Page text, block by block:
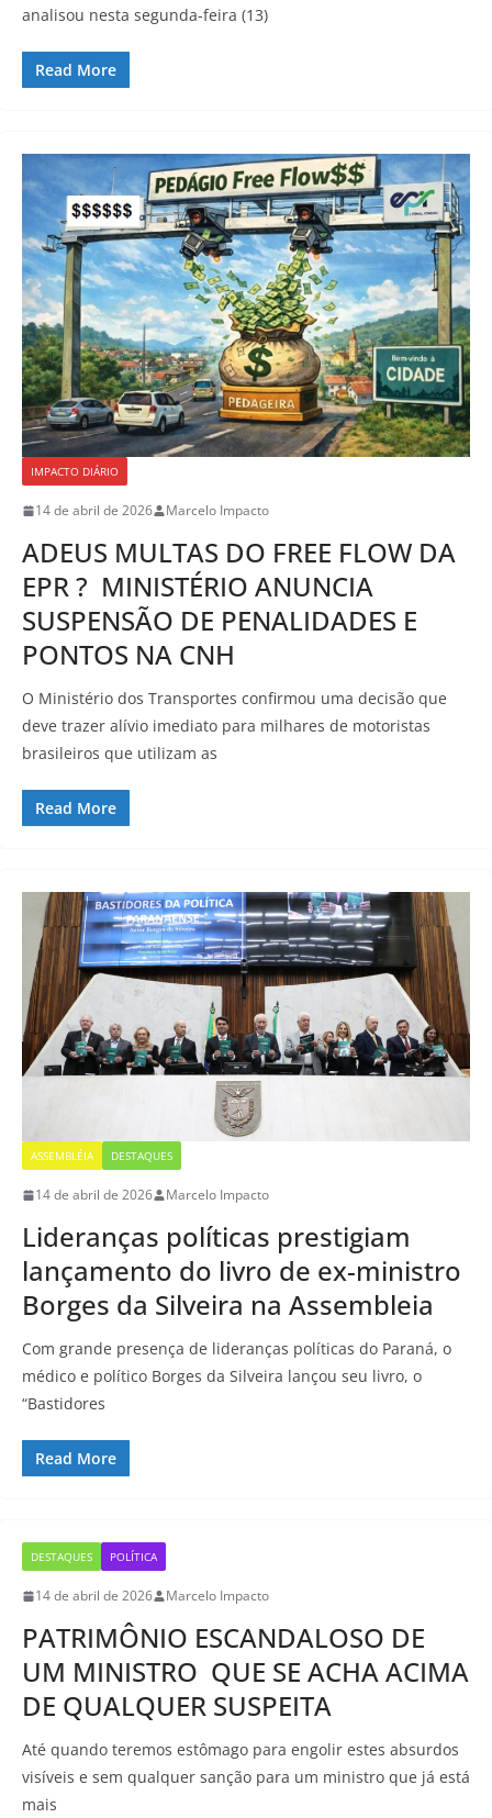
analisou nesta segunda-feira (13)
Read More
IMPACTO DIÁRIO
14 de abril de 2026 Marcelo Impacto
ADEUS MULTAS DO FREE FLOW DA
EPR ? MINISTÉRIO ANUNCIA
SUSPENSÃO DE PENALIDADES E
PONTOS NA CNH
O Ministério dos Transportes confirmou uma decisão que
deve trazer alívio imediato para milhares de motoristas
brasileiros que utilizam as
Read More
ASSEMBLÉIA DESTAQUES
14 de abril de 2026 Marcelo Impacto
Lideranças políticas prestigiam
lançamento do livro de ex-ministro
Borges da Silveira na Assembleia
Com grande presença de lideranças políticas do Paraná, o
médico e político Borges da Silveira lançou seu livro, o
“Bastidores
Read More
DESTAQUES POLÍTICA
14 de abril de 2026 Marcelo Impacto
PATRIMÔNIO ESCANDALOSO DE
UM MINISTRO QUE SE ACHA ACIMA
DE QUALQUER SUSPEITA
Até quando teremos estômago para engolir estes absurdos
visíveis e sem qualquer sanção para um ministro que já está
mais